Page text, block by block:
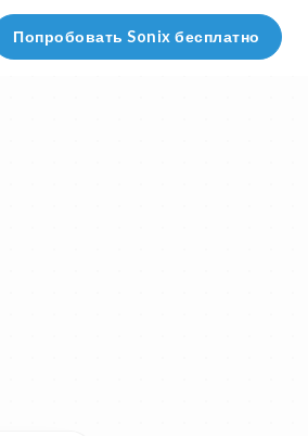
Попробовать Sonix бесплатно